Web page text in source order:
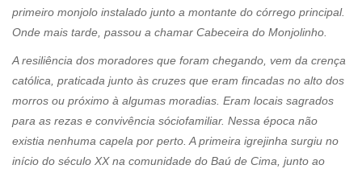
primeiro monjolo instalado junto a montante do córrego principal.
Onde mais tarde, passou a chamar Cabeceira do Monjolinho.
A resiliência dos moradores que foram chegando, vem da crença
católica, praticada junto às cruzes que eram fincadas no alto dos
morros ou próximo à algumas moradias. Eram locais sagrados
para as rezas e convivência sóciofamiliar. Nessa época não
existia nenhuma capela por perto. A primeira igrejinha surgiu no
início do século XX na comunidade do Baú de Cima, junto ao